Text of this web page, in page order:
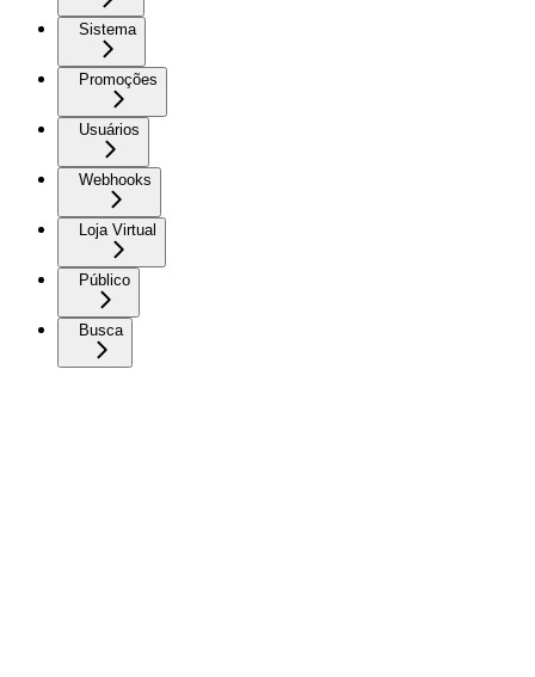
Sistema
Promoções
Usuários
Webhooks
Loja Virtual
Público
Busca